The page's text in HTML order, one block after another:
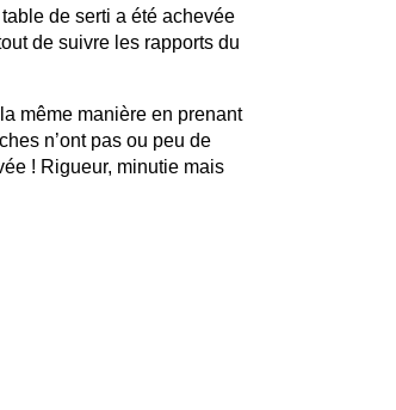
de serti a été achevée
de suivre les rapports du
même manière en prenant
n’ont pas ou peu de
! Rigueur, minutie mais